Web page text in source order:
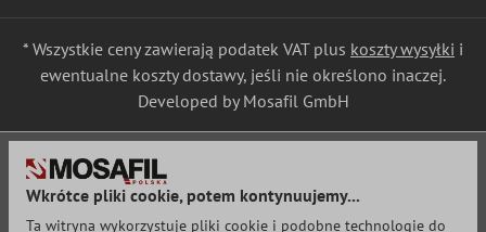
* Wszystkie ceny zawierają podatek VAT plus koszty wysyłki i
ewentualne koszty dostawy, jeśli nie określono inaczej.
Developed by Mosafil GmbH
Wkrótce pliki cookie, potem kontynuujemy...
Ta witryna wykorzystuje pliki cookie i podobne technologie do